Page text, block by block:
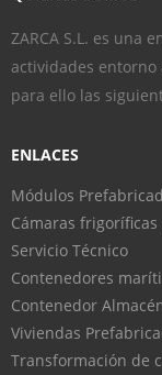
ZARCA S.L. es una
actividades
para ello las
ENLACES
Módulos
Cámaras
Servicio Técnico
Contenedores
Contenedor
Viviendas
Transformación de